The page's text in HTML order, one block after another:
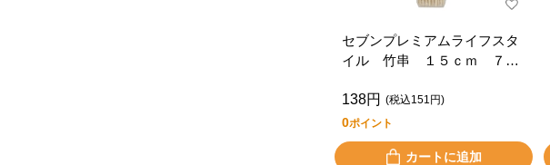
セブンプレミアムライフスタ
イル 竹串 １５ｃｍ ７５
138円 (税込151円)
0ポイント
カートに追加